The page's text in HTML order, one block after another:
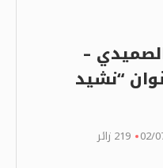
–
“نشيد
02/ 219 زائر